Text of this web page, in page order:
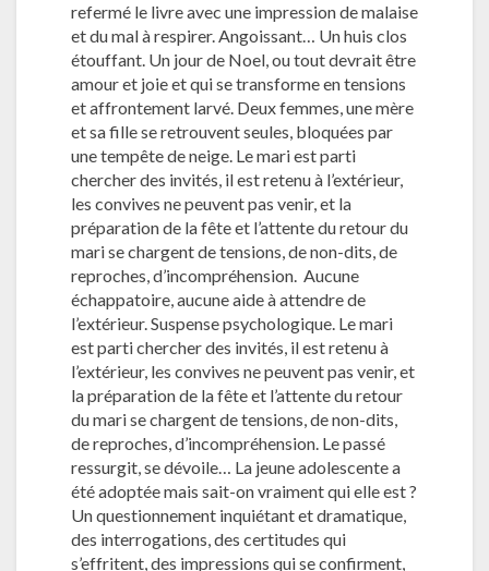
refermé le livre avec une impression de malaise
et du mal à respirer. Angoissant… Un huis clos
étouffant. Un jour de Noel, ou tout devrait être
amour et joie et qui se transforme en tensions
et affrontement larvé. Deux femmes, une mère
et sa fille se retrouvent seules, bloquées par
une tempête de neige. Le mari est parti
chercher des invités, il est retenu à l’extérieur,
les convives ne peuvent pas venir, et la
préparation de la fête et l’attente du retour du
mari se chargent de tensions, de non-dits, de
reproches, d’incompréhension. Aucune
échappatoire, aucune aide à attendre de
l’extérieur. Suspense psychologique. Le mari
est parti chercher des invités, il est retenu à
l’extérieur, les convives ne peuvent pas venir, et
la préparation de la fête et l’attente du retour
du mari se chargent de tensions, de non-dits,
de reproches, d’incompréhension. Le passé
ressurgit, se dévoile… La jeune adolescente a
été adoptée mais sait-on vraiment qui elle est ?
Un questionnement inquiétant et dramatique,
des interrogations, des certitudes qui
s’effritent, des impressions qui se confirment,